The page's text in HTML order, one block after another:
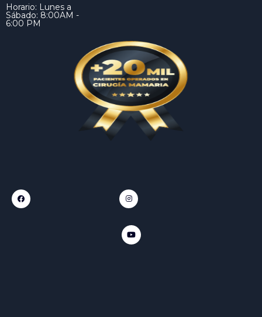
Horario: Lunes a
Sábado: 8:00AM -
6:00 PM